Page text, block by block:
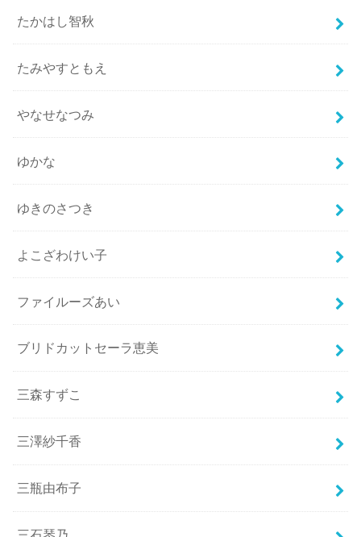
たかはし智秋
たみやすともえ
やなせなつみ
ゆかな
ゆきのさつき
よこざわけい子
ファイルーズあい
ブリドカットセーラ恵美
三森すずこ
三澤紗千香
三瓶由布子